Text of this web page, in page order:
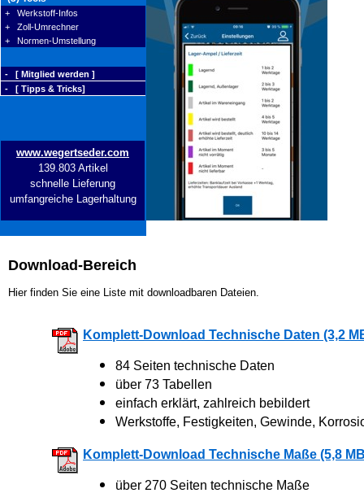
+ Werkstoff-Infos
+ Zoll-Umrechner
+ Normen-Umstellung
- [ Mitglied werden ]
- [ Tipps & Tricks]
www.wegertseder.com
139.803 Artikel
schnelle Lieferung
umfangreiche Lagerhaltung
Download-Bereich
Hier finden Sie eine Liste mit downloadbaren Dateien.
Komplett-Download Technische Daten (3,2
84 Seiten technische Daten
über 73 Tabellen
einfach erklärt, zahlreich bebildert
Werkstoffe, Festigkeiten, Gewinde,
Komplett-Download Technische Maße (5,8
über 270 Seiten technische Maße